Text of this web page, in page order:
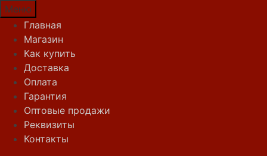
Меню
Главная
Магазин
Как купить
Доставка
Оплата
Гарантия
Оптовые продажи
Реквизиты
Контакты